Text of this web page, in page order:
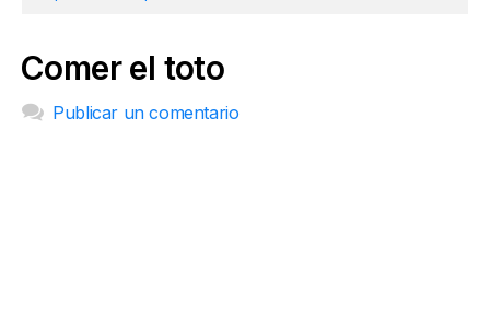
Comer el toto
Publicar un comentario